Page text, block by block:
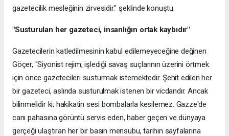
gazetecilik mesleğinin zirvesidir." şeklinde konuştu.
"Susturulan her gazeteci, insanlığın ortak kaybıdır"
Gazetecilerin katledilmesinin kabul edilemeyeceğine değinen
Göçer, "Siyonist rejim, işlediği savaş suçlarının üzerini örtmek
için önce gazetecileri susturmak istemektedir. Şehit edilen her
bir gazeteci, aslında susturulmak istenen bir vicdandır. Ancak
bilinmelidir ki; hakikatin sesi bombalarla kesilemez. Gazze'de
canı pahasına görüntü servis eden, haber geçen ve dünyaya
gerçeği ulaştıran her bir basın mensubu, tarihin sayfalarına